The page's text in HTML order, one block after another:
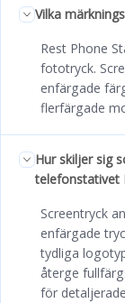
Vilka
Rest Phone
fototryck.
enfärgade
flerfärgade
Hur skiljer sig
telefonstativet
Screentryck
enfärgade
tydliga
återge
för